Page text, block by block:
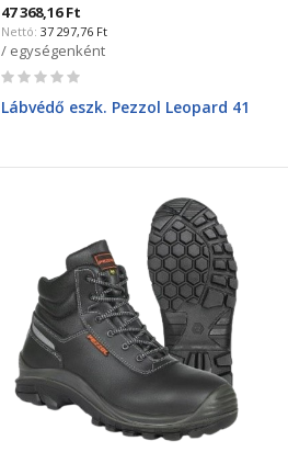
47 368,16 Ft
37 297,76 Ft
/ egységenként
Rating:
Lábvédő eszk. Pezzol Leopard 41